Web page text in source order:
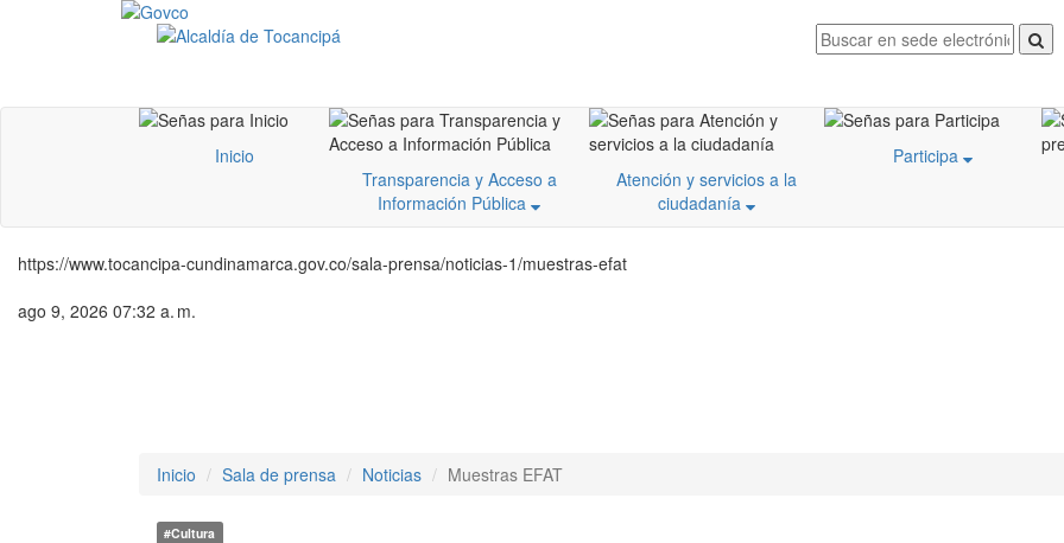
Inicio
Transparencia y Acceso a
Información Pública
Atención y servicios a la
ciudadanía
Participa
https://www.tocancipa-cundinamarca.gov.co/sala-prensa/noticias-1/muestras-efat
ago 9, 2026 07:32 a. m.
Inicio
Sala de prensa Noticias Muestras EFAT
#Cultura